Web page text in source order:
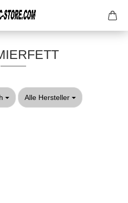
Alle Hersteller
pro Seite